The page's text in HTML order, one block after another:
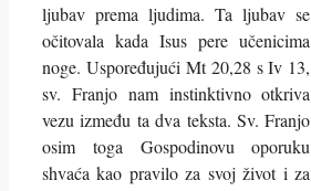
ljubav prema ljudima. Ta ljubav se
očitovala kada Isus pere učenicima
noge. Uspoređujući Mt 20,28 s Iv 13,
sv. Franjo nam instinktivno otkriva
vezu između ta dva teksta. Sv. Franjo
osim toga Gospodinovu oporuku
shvaća kao pravilo za svoj život i za